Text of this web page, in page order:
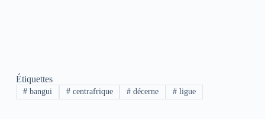
Étiquettes
#bangui #centrafrique # décerne # ligue